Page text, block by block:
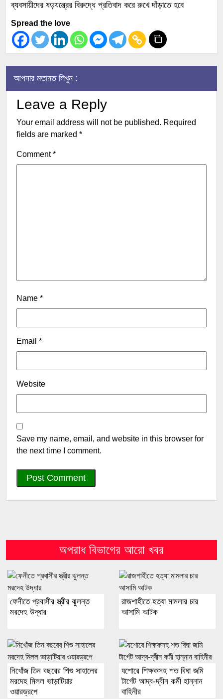
ব্যবসায়ীদের ষড়যন্ত্রের বিরুদ্ধে প্রতিবাদ করে রুখে দাঁড়াতে হবে
Spread the love
আপনার মতামত লিখুন :
Leave a Reply
Your email address will not be published. Required
fields are marked *
Comment*
Name *
Email *
Website
Save my name, email, and website in this browser for
the next time I comment.
অপরাধ বিভাগের আরো খবর
ফেনীতে প্রবাসীর স্ত্রীর ঝুলন্ত
মরদেহ উদ্ধার
রাজশাহীতে হত্যা মামলার চার
আসামি আটক
নিখোঁজ তিন বছরের শিশু সাহালের
মরদেহ মিলল ভাড়াটিয়ার
ওয়ারড্রপে
যশোরে শিক্ষকসহ শত বিঘা জমি
টার্গেট আদ্ব-দ্বীন কর্মী হান্নান
বাহিনীর